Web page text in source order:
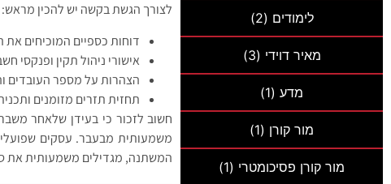
לימודים (2)
מאיר דוידי (3)
מדע(1)
מור קורן (1)
מור קורן פסיכומטרי (1)
לצורך הגשת בקשה יש להכין מראש:
דוחות כספיים המוכיחים את
אישורי ניהול תקין ופנקסי
הצהרות על מספר העובדים
תחזית תזרים מזומנים
חשוב לזכור כי בעידן שלאחר
משמעותית מבעבר. עסקים
המשתנה, מגדילים משמעותית את